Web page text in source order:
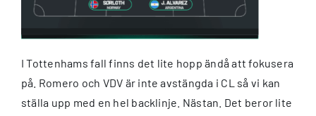
I Tottenhams fall finns det lite hopp ändå att fokusera
på. Romero och VDV är inte avstängda i CL så vi kan
ställa upp med en hel backlinje. Nästan. Det beror lite